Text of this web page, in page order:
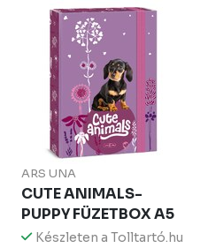
ARS UNA
CUTE ANIMALS-
PUPPY FÜZETBOX A5
Készleten a Tolltartó.hu